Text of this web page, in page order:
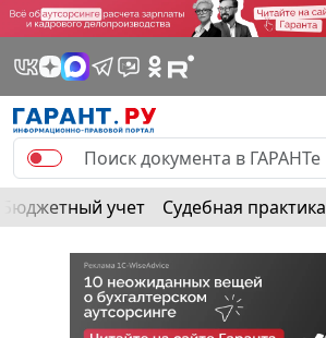
Бюджетный учет Судебная практика